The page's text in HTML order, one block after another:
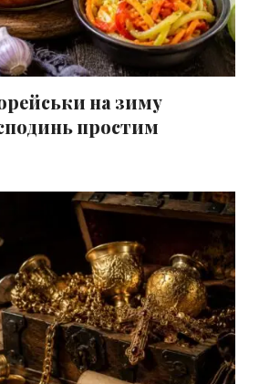
на зиму
простим